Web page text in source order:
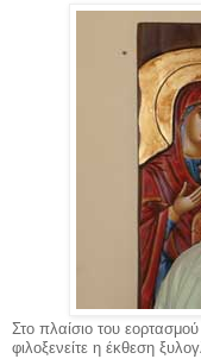
Στο πλαίσιο του
φιλοξενείτε η έκθεση